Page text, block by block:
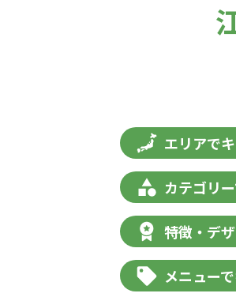
エリアで
カテゴリ
特徴・デ
メニュー